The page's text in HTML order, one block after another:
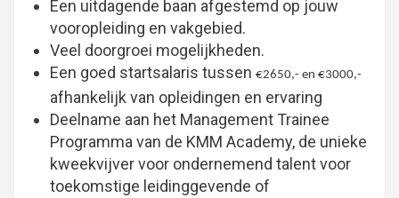
Een uitdagende baan afgestemd op jouw
vooropleiding en vakgebied.
Veel doorgroei mogelijkheden.
Een goed startsalaris tussen €2650,- en €3000,-
afhankelijk van opleidingen en ervaring
Deelname aan het Management Trainee
Programma van de KMM Academy, de unieke
kweekvijver voor ondernemend talent voor
toekomstige leidinggevende of